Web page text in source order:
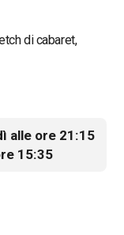
di cabaret,
alle ore 21:15
15:35